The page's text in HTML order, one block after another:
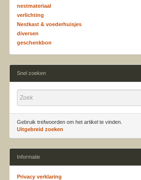
nestmateriaal
verlichting
Nestkast & voederhuisjes
diversen
geschenkbon
Snel zoeken
Gebruik trefwoorden om het artikel te vinden.
Uitgebreid zoeken
Informatie
Privacy verklaring